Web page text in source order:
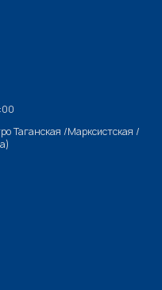
Таганская /Марксистская /